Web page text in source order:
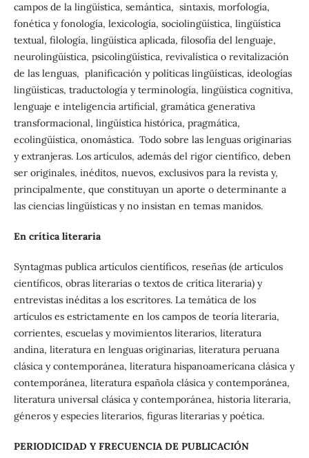
campos de la lingüística, semántica, sintaxis, morfología,
fonética y fonología, lexicología, sociolingüística, lingüística
textual, filología, lingüística aplicada, filosofía del lenguaje,
neurolingüística, psicolingüística, revivalística o revitalización
de las lenguas, planificación y políticas lingüísticas, ideologías
lingüísticas, traductología y terminología, lingüística cognitiva,
lenguaje e inteligencia artificial, gramática generativa
transformacional, lingüística histórica, pragmática,
ecolingüística, onomástica. Todo sobre las lenguas originarias
y extranjeras. Los artículos, además del rigor científico, deben
ser originales, inéditos, nuevos, exclusivos para la revista y,
principalmente, que constituyan un aporte o determinante a
las ciencias lingüísticas y no insistan en temas manidos.
En crítica literaria
Syntagmas publica artículos científicos, reseñas (de artículos
científicos, obras literarias o textos de crítica literaria) y
entrevistas inéditas a los escritores. La temática de los
artículos es estrictamente en los campos de teoría literaria,
corrientes, escuelas y movimientos literarios, literatura
andina, literatura en lenguas originarias, literatura peruana
clásica y contemporánea, literatura hispanoamericana clásica y
contemporánea, literatura española clásica y contemporánea,
literatura universal clásica y contemporánea, historia literaria,
géneros y especies literarios, figuras literarias y poética.
PERIODICIDAD Y FRECUENCIA DE PUBLICACIÓN